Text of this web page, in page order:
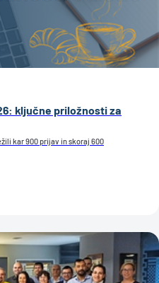
ključne priložnosti za
kar 900 prijav in skoraj 600